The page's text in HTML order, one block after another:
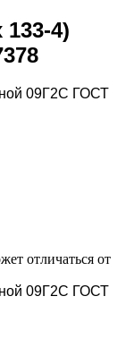
133-4)
09Г2С ГОСТ
отличаться от
09Г2С ГОСТ